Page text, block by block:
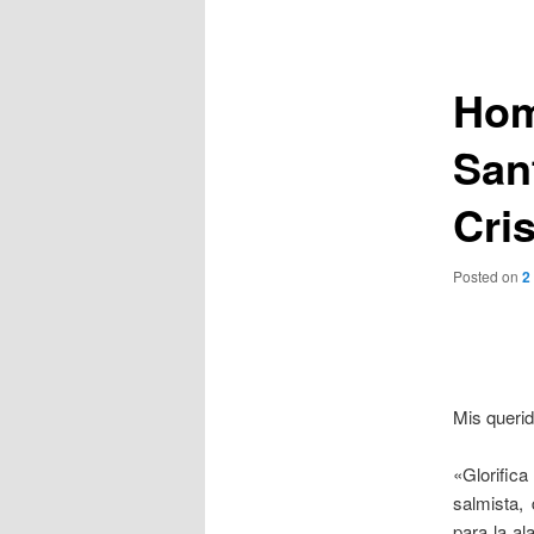
Posted on 2
Mis
salmista,